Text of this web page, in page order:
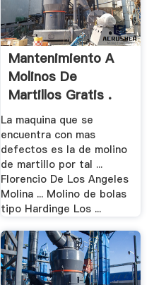
Mantenimiento A
Molinos De
Martillos Gratis .
La maquina que se
encuentra con mas
defectos es la de molino
de martillo por tal ...
Florencio De Los Angeles
Molina ... Molino de bolas
tipo Hardinge Los ...